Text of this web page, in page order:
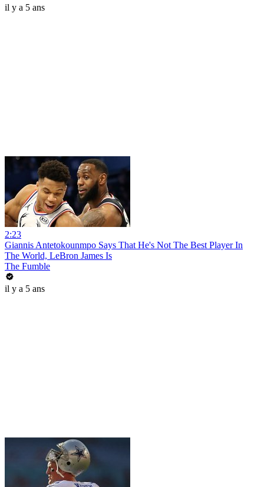
il y a 5 ans
2:23
Giannis Antetokounmpo Says That He's Not The Best Player In
The World, LeBron James Is
The Fumble
il y a 5 ans